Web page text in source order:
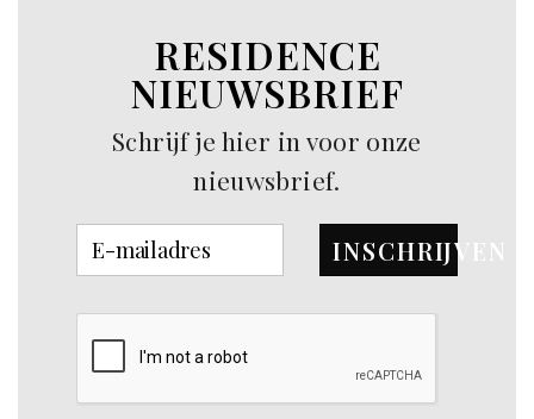
RESIDENCE
NIEUWSBRIEF
Schrijf je hier in voor onze
nieuwsbrief.
INSCHRIJVEN